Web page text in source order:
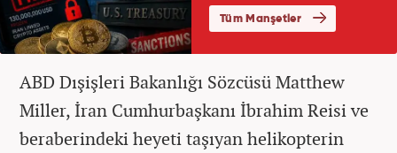
ABD Dışişleri Bakanlığı Sözcüsü Matthew
Miller, İran Cumhurbaşkanı İbrahim Reisi ve
beraberindeki heyeti taşıyan helikopterin